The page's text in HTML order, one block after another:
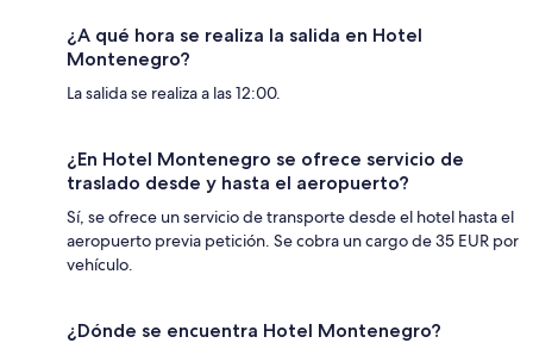
¿A qué hora se realiza la salida en Hotel
Montenegro?
La salida se realiza a las 12:00.
¿En Hotel Montenegro se ofrece servicio de
traslado desde y hasta el aeropuerto?
Sí, se ofrece un servicio de transporte desde el hotel hasta el
aeropuerto previa petición. Se cobra un cargo de 35 EUR por
vehículo.
¿Dónde se encuentra Hotel Montenegro?